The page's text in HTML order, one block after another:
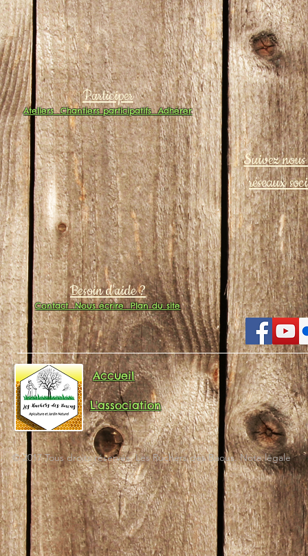
Participer
AteliersChantiers participatifsAdhérer
Suivez
réseaux
Besoin d'aide ?
ContactNous écrirePlan du site
Accueil
L'association
© 2017 Tous droits réservés. Les Ruchers des Baous. Note légale